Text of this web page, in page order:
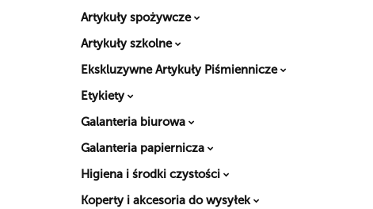
Artykuły spożywcze
Artykuły szkolne
Ekskluzywne Artykuły Piśmiennicze
Etykiety
Galanteria biurowa
Galanteria papiernicza
Higiena i środki czystości
Koperty i akcesoria do wysyłek